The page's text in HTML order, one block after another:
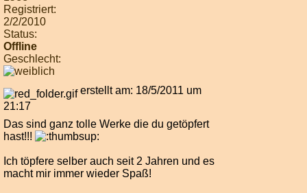
Registriert:
2/2/2010
Status:
Offline
Geschlecht:
erstellt am: 18/5/2011 um
21:17
Das sind ganz tolle Werke die du getöpfert
hast!!!
Ich töpfere selber auch seit 2 Jahren und es
macht mir immer wieder Spaß!